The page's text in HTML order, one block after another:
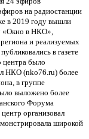
на радиостанции
в 2019 году вышли
«Окно в НКО»,
и реализуемых
в газете
центра было
НКО (nko76.ru) более
в группе
выложено более
Форума
организовал
широкой